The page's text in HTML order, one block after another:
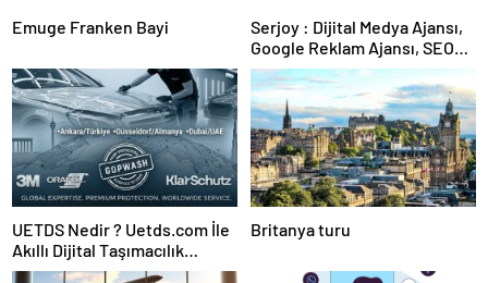
Emuge Franken Bayi
Serjoy : Dijital Medya Ajansı,
Google Reklam Ajansı, SEO
Ajansı ve Web Tasarım Ajansı
UETDS Nedir ? Uetds.com İle
Akıllı Dijital Taşımacılık
Yazılımı
Britanya turu